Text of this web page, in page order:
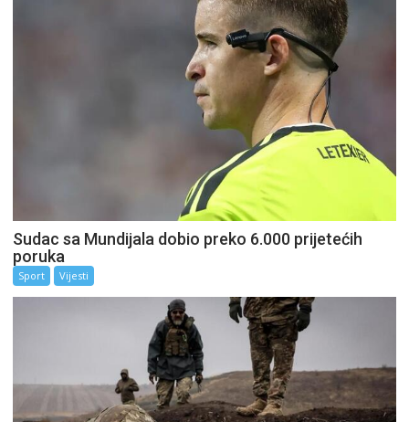
Sudac sa Mundijala dobio preko 6.000 prijetećih
poruka
Sport Vijesti